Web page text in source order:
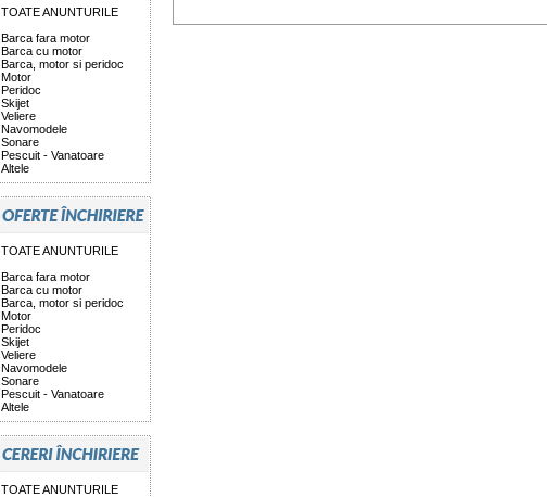
TOATE ANUNTURILE
Barca fara motor
Barca cu motor
Barca, motor si peridoc
Motor
Peridoc
Skijet
Veliere
Navomodele
Sonare
Pescuit - Vanatoare
Altele
TOATE ANUNTURILE
Barca fara motor
Barca cu motor
Barca, motor si peridoc
Motor
Peridoc
Skijet
Veliere
Navomodele
Sonare
Pescuit - Vanatoare
Altele
TOATE ANUNTURILE